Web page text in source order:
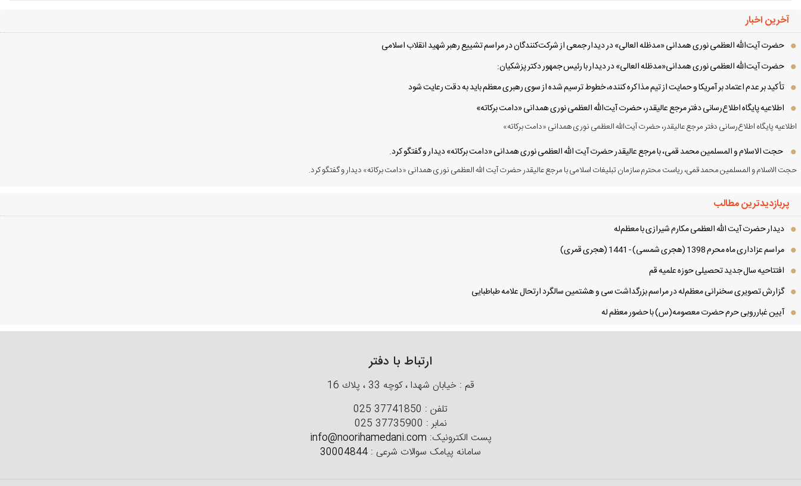
آخرین اخبار
حضرت آیت‌الله العظمی نوری همدانی «مدظله العالی» در دیدار جمعی از شرکت‌کنندگان در مراسم تشییع رهبر شهید انقلاب اسلامی
حضرت آیت‌الله العظمی نوری همدانی«مدظله العالی» در دیدار با رئیس جمهور دکتر پزشکیان:
تأکید بر عدم اعتماد بر آمریکا و حمایت از تیم مذاکره کننده، خطوط ترسیم شده از سوی رهبری معظم باید به دقت رعایت شود
اطلاعیه پایگاه اطلاع‌رسانی دفتر مرجع عالیقدر، حضرت آیت‌الله العظمی نوری همدانی «دامت برکاته»
اطلاعیه پایگاه اطلاع‌رسانی دفتر مرجع عالیقدر، حضرت آیت‌الله العظمی نوری همدانی «دامت برکاته»
حجت الاسلام و المسلمین محمد قمی، با مرجع عالیقدر حضرت آیت الله العظمی نوری همدانی «دامت برکاته» دیدار و گفتگو کرد.
حجت الاسلام و المسلمین محمد قمی، ریاست محترم سازمان تبلیغات اسلامی با مرجع عالیقدر حضرت آیت الله العظمی نوری همدانی «دامت برکاته» دیدار و گفتگو کرد.
پربازدیدترین مطالب
دیدار حضرت آیت الله العظمی مكارم شیرازی با معظم‌له
مراسم عزاداری ماه محرم 1398 (هجری شمسی) - 1441 (هجری قمری)
افتتاحیه سال جدید تحصیلی حوزه علمیه قم
گزارش تصویری سخنرانی معظم‌له در مراسم بزرگداشت سی و هشتمین سالگرد ارتحال علامه طباطبایی
آیین غبارروبی حرم حضرت معصومه(س) با حضور معظم له
ارتباط با دفتر
قم : خیابان شهدا ، كوچه 33 ، پلاك 16
تلفن : 025 37741850
نمابر : 025 37735900
پست الکترونیک: info@noorihamedani.com
سامانه پیامک سوالات شرعی : 30004844